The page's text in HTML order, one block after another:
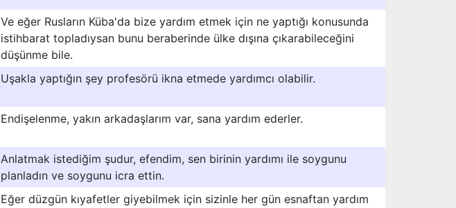
Ve eğer Rusların Küba'da bize yardım etmek için ne yaptığı konusunda
istihbarat topladıysan bunu beraberinde ülke dışına çıkarabileceğini
düşünme bile.
Uşakla yaptığın şey profesörü ikna etmede yardımcı olabilir.
Endişelenme, yakın arkadaşlarım var, sana yardım ederler.
Anlatmak istediğim şudur, efendim, sen birinin yardımı ile soygunu
planladın ve soygunu icra ettin.
Eğer düzgün kıyafetler giyebilmek için sizinle her gün esnaftan yardım